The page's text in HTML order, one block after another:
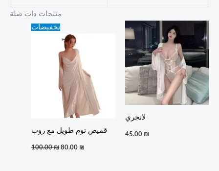
منتجات ذات صلة
تخفيضات
قميص نوم طويل مع روب
100.00₪
Original
price
was:
100.00 ₪.
80.00 ₪
لانجري
45.00 ₪